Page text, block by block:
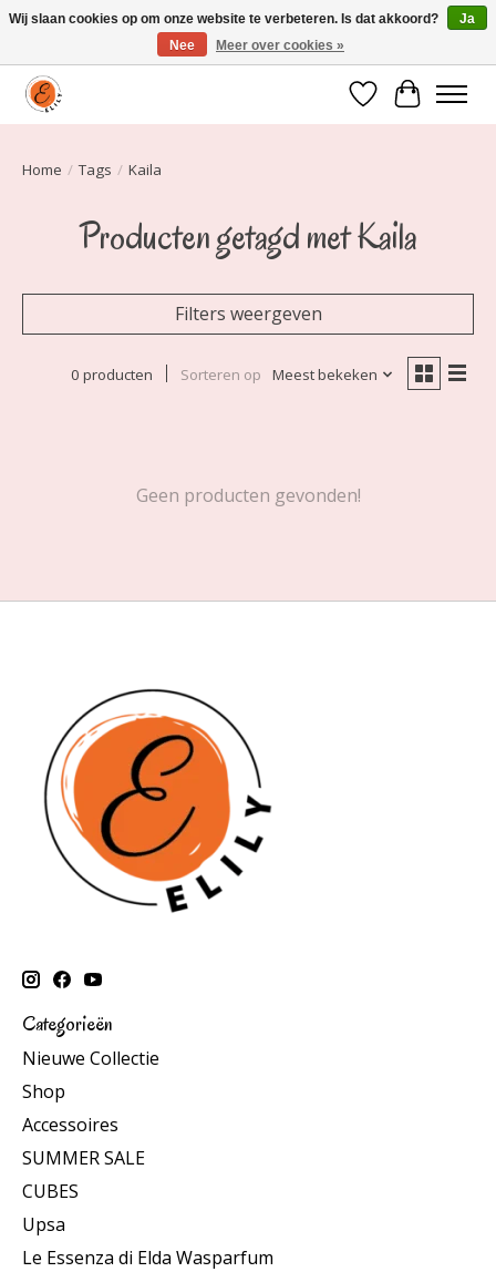
Elily is er om jou te laten stralen! Mode vanaf maat 34 t/m 54
Verlanglijst
Home / Tags / Kaila
Producten getagd met Kaila
Filters weergeven
0 producten Sorteren op Meest bekeken
Geen producten gevonden!
Categorieën
Nieuwe Collectie
Shop
Accessoires
SUMMER SALE
CUBES
Upsa
Le Essenza di Elda Wasparfum
Wij slaan cookies op om onze website te verbeteren. Is dat akkoord?
Ja
Nee
Meer over cookies »